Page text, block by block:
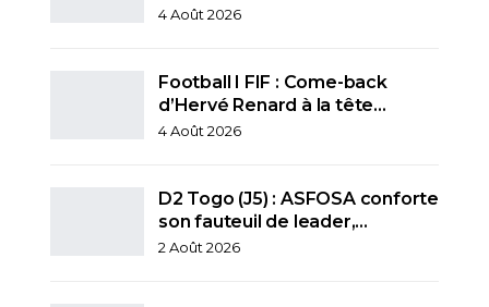
4 Août 2026
Football I FIF : Come-back
d’Hervé Renard à la tête…
4 Août 2026
D2 Togo (J5) : ASFOSA conforte
son fauteuil de leader,…
2 Août 2026